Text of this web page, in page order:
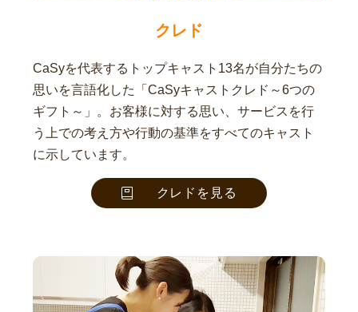
クレド
CaSyを代表するトップキャスト13名が自分たちの
思いを言語化した「CaSyキャストクレド～6つの
ギフト～」。お客様に対する思い、サービスを行
う上での考え方や行動の基準をすべてのキャスト
に示しています。
クレドを見る